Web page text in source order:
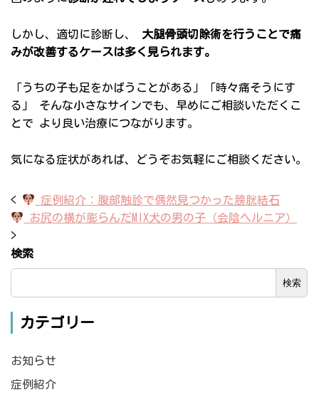
しかし、適切に診断し、 大腿骨頭切除術を行うことで痛
みが改善するケースは多く見られます。
「うちの子も足をかばうことがある」「時々痛そうにす
る」 そんな小さなサインでも、早めにご相談いただくこ
とで より良い治療につながります。
気になる症状があれば、どうぞお気軽にご相談ください。
<
症例紹介：腹部触診で偶然見つかった膀胱結石
お尻の横が膨らんだMIX犬の男の子（会陰ヘルニア）
>
検索
検索
カテゴリー
お知らせ
症例紹介